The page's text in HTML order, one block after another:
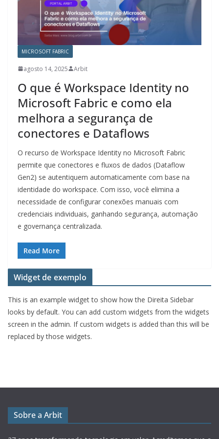
MICROSOFT FABRIC
agosto 14, 2025 Arbit
O que é Workspace Identity no
Microsoft Fabric e como ela
melhora a segurança de
conectores e Dataflows
O recurso de Workspace Identity no Microsoft Fabric
permite que conectores e fluxos de dados (Dataflow
Gen2) se autentiquem automaticamente com base na
identidade do workspace. Com isso, você elimina a
necessidade de configurar conexões manuais com
credenciais individuais, ganhando segurança, automação
e governança centralizada.
Read More
Widget de exemplo
This is an example widget to show how the Direita Sidebar
looks by default. You can add custom widgets from the widgets
screen in the admin. If custom widgets is added than this will be
replaced by those widgets.
Sobre a Arbit